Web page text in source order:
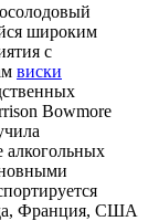
широким
с
виски
Bowmore
алкогольных
Франция, США